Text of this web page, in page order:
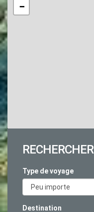
−
RECHERCHER
Type de voyage
Destination